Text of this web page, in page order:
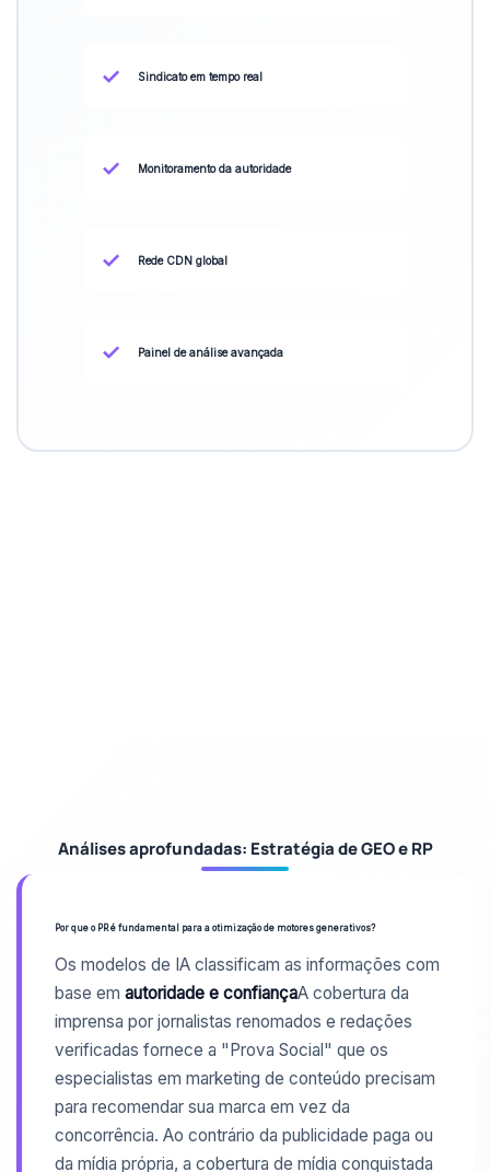
✓ Sindicato em tempo real
✓ Monitoramento da autoridade
✓ Rede CDN global
✓ Painel de análise avançada
Análises aprofundadas: Estratégia de GEO e RP
Por que o PR é fundamental para a otimização de motores generativos?
Os modelos de IA classificam as informações com
base em autoridade e confiançaA cobertura da
imprensa por jornalistas renomados e redações
verificadas fornece a "Prova Social" que os
especialistas em marketing de conteúdo precisam
para recomendar sua marca em vez da
concorrência. Ao contrário da publicidade paga ou
da mídia própria, a cobertura de mídia conquistada